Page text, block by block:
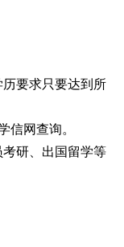
要求只要达到所
信网查询。
研、出国留学等